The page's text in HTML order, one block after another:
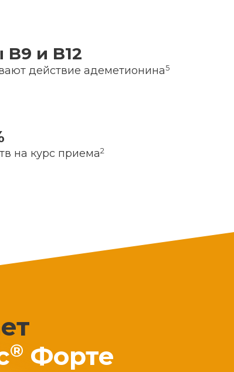
и B12
действие адеметионина5
на курс приема2
® Форте